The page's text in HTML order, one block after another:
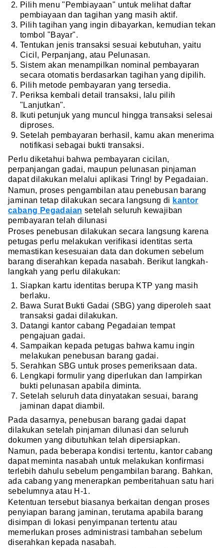
Pilih menu "Pembiayaan" untuk melihat daftar
pembiayaan dan tagihan yang masih aktif.
Pilih tagihan yang ingin dibayarkan, kemudian tekan
tombol "Bayar".
Tentukan jenis transaksi sesuai kebutuhan, yaitu
Cicil, Perpanjang, atau Pelunasan.
Sistem akan menampilkan nominal pembayaran
secara otomatis berdasarkan tagihan yang dipilih.
Pilih metode pembayaran yang tersedia.
Periksa kembali detail transaksi, lalu pilih
"Lanjutkan".
Ikuti petunjuk yang muncul hingga transaksi selesai
diproses.
Setelah pembayaran berhasil, kamu akan menerima
notifikasi sebagai bukti transaksi.
Perlu diketahui bahwa pembayaran cicilan,
perpanjangan gadai, maupun pelunasan pinjaman
dapat dilakukan melalui aplikasi Tring! by Pegadaian.
Namun, proses pengambilan atau penebusan barang
jaminan tetap dilakukan secara langsung di kantor
cabang Pegadaian setelah seluruh kewajiban
pembayaran telah dilunasi
Proses penebusan dilakukan secara langsung karena
petugas perlu melakukan verifikasi identitas serta
memastikan kesesuaian data dan dokumen sebelum
barang diserahkan kepada nasabah. Berikut langkah-
langkah yang perlu dilakukan:
Siapkan kartu identitas berupa KTP yang masih
berlaku.
Bawa Surat Bukti Gadai (SBG) yang diperoleh saat
transaksi gadai dilakukan.
Datangi kantor cabang Pegadaian tempat
pengajuan gadai.
Sampaikan kepada petugas bahwa kamu ingin
melakukan penebusan barang gadai.
Serahkan SBG untuk proses pemeriksaan data.
Lengkapi formulir yang diperlukan dan lampirkan
bukti pelunasan apabila diminta.
Setelah seluruh data dinyatakan sesuai, barang
jaminan dapat diambil.
Pada dasarnya, penebusan barang gadai dapat
dilakukan setelah pinjaman dilunasi dan seluruh
dokumen yang dibutuhkan telah dipersiapkan.
Namun, pada beberapa kondisi tertentu, kantor cabang
dapat meminta nasabah untuk melakukan konfirmasi
terlebih dahulu sebelum pengambilan barang. Bahkan,
ada cabang yang menerapkan pemberitahuan satu hari
sebelumnya atau H-1.
Ketentuan tersebut biasanya berkaitan dengan proses
penyiapan barang jaminan, terutama apabila barang
disimpan di lokasi penyimpanan tertentu atau
memerlukan proses administrasi tambahan sebelum
diserahkan kepada nasabah.